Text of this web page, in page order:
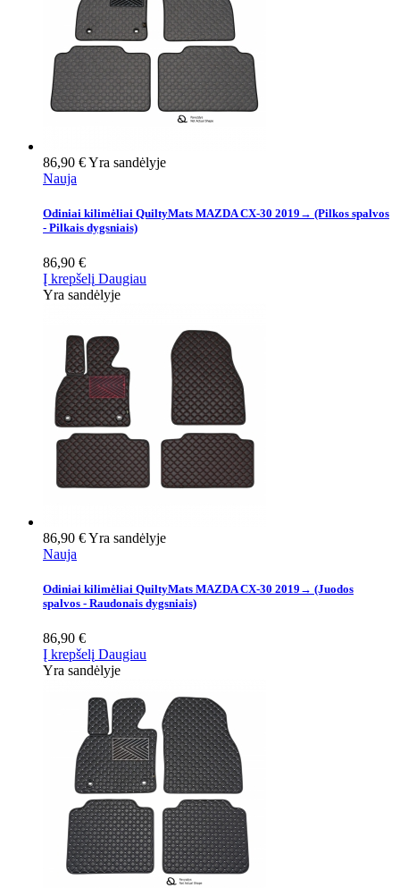
86,90 €Yra sandėlyje
Nauja
Odiniai kilimėliai QuiltyMats MAZDA CX-30 2019→ (Pilkos spalvos
- Pilkais dygsniais)
86,90 €
Į krepšelį Daugiau
Yra sandėlyje
86,90 €Yra sandėlyje
Nauja
Odiniai kilimėliai QuiltyMats MAZDA CX-30 2019→ (Juodos
spalvos - Raudonais dygsniais)
86,90 €
Į krepšelį Daugiau
Yra sandėlyje